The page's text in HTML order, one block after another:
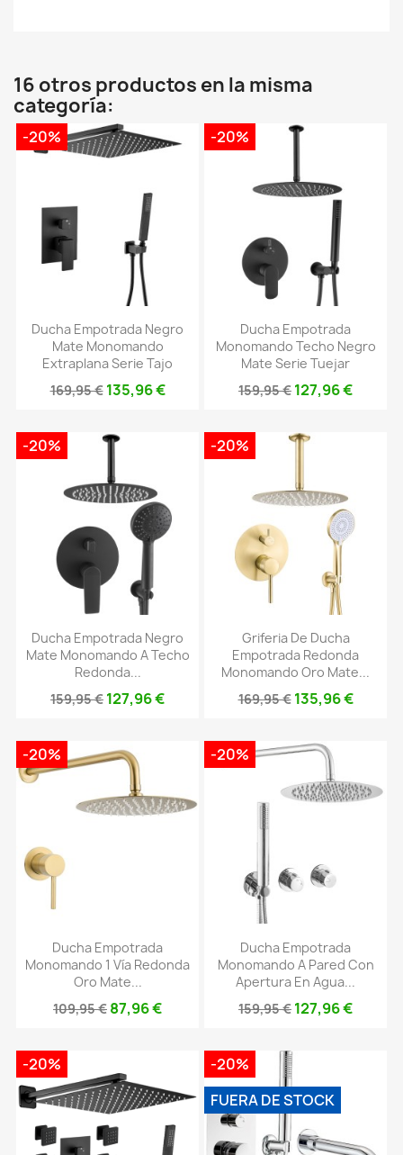
16 otros productos en la misma
categoría:
Ducha Empotrada Negro
Mate Monomando
Extraplana Serie Tajo
169,95 € 135,96 €
-20%
Ducha Empotrada
Monomando Techo Negro
Mate Serie Tuejar
159,95 € 127,96 €
-20%
Ducha Empotrada Negro
Mate Monomando A Techo
Redonda...
159,95 € 127,96 €
-20%
Griferia De Ducha
Empotrada Redonda
Monomando Oro Mate...
169,95 € 135,96 €
-20%
Ducha Empotrada
Monomando 1 Vía Redonda
Oro Mate...
109,95 € 87,96 €
-20%
Ducha Empotrada
Monomando A Pared Con
Apertura En Agua...
159,95 € 127,96 €
-20%
-20%
-20%
FUERA DE STOCK